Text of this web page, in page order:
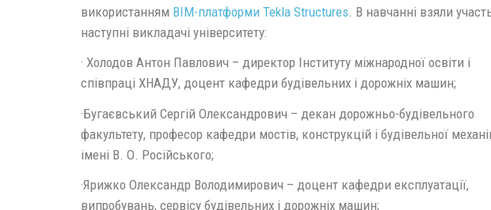
використанням BIM-платформи Tekla Structures . В навчанні взяли
наступні викладачі університету:
· Холодов Антон Павлович – директор Інституту міжнародної освіти і
співпраці ХНАДУ, доцент кафедри будівельних і дорожніх машин;
·Бугаєвський Сергій Олександрович – декан дорожньо-будівельного
факультету, професор кафедри мостів, конструкцій і будівельної
імені В. О. Російського;
·Ярижко Олександр Володимирович – доцент кафедри експлуатації,
випробувань, сервісу будівельних і дорожніх машин;